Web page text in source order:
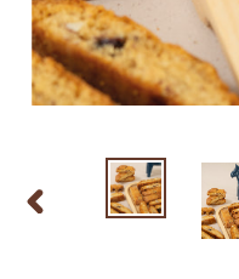
ANTERIOR